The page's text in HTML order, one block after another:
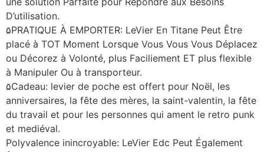
D’utilisation.
۵PRATIQUE À EMPORTER: LeVier En Titane Peut Être
placé à TOT Moment Lorsque Vous Vous Vous Déplacez
ou Décorez à Volonté, plus Faciliement ET plus flexible
à Manipuler Ou à transporteur.
۵Cadeau: levier de poche est offert pour Noël, les
anniversaires, la fête des mères, la saint-valentin, la fête
du travail et pour les personnes qui ament le retro punk
et mediéval.
Polyvalence inincroyable: LeVier Edc Peut Également